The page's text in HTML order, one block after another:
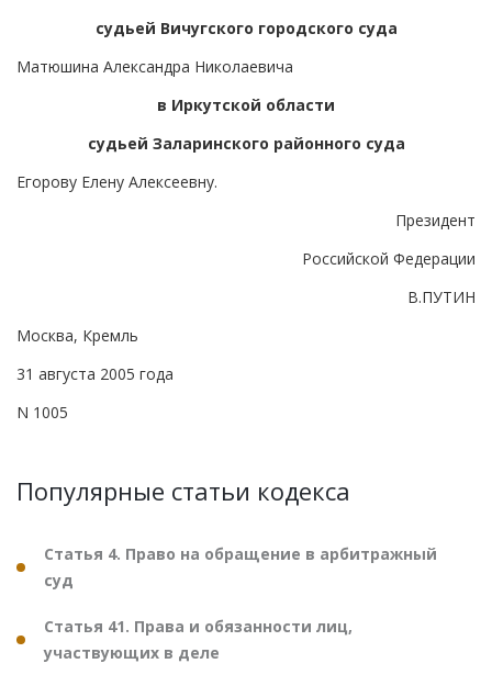
судьей Вичугского городского суда
Матюшина Александра Николаевича
в Иркутской области
судьей Заларинского районного суда
Егорову Елену Алексеевну.
Президент
Российской Федерации
В.ПУТИН
Москва, Кремль
31 августа 2005 года
N 1005
Популярные статьи кодекса
Статья 4. Право на обращение в арбитражный
суд
Статья 41. Права и обязанности лиц,
участвующих в деле